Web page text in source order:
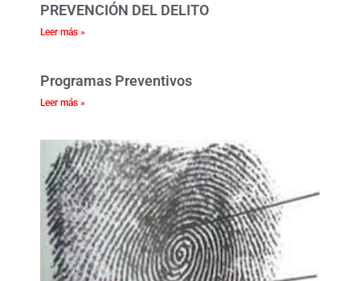
PREVENCIÓN DEL DELITO
Leer más »
Programas Preventivos
Leer más »